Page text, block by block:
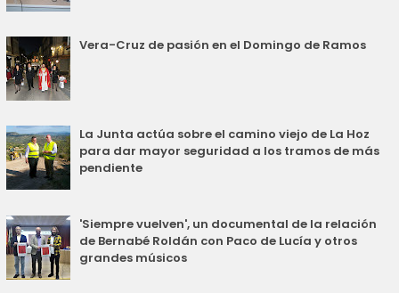
Vera-Cruz de pasión en el Domingo de Ramos
La Junta actúa sobre el camino viejo de La Hoz
para dar mayor seguridad a los tramos de más
pendiente
'Siempre vuelven', un documental de la relación
de Bernabé Roldán con Paco de Lucía y otros
grandes músicos